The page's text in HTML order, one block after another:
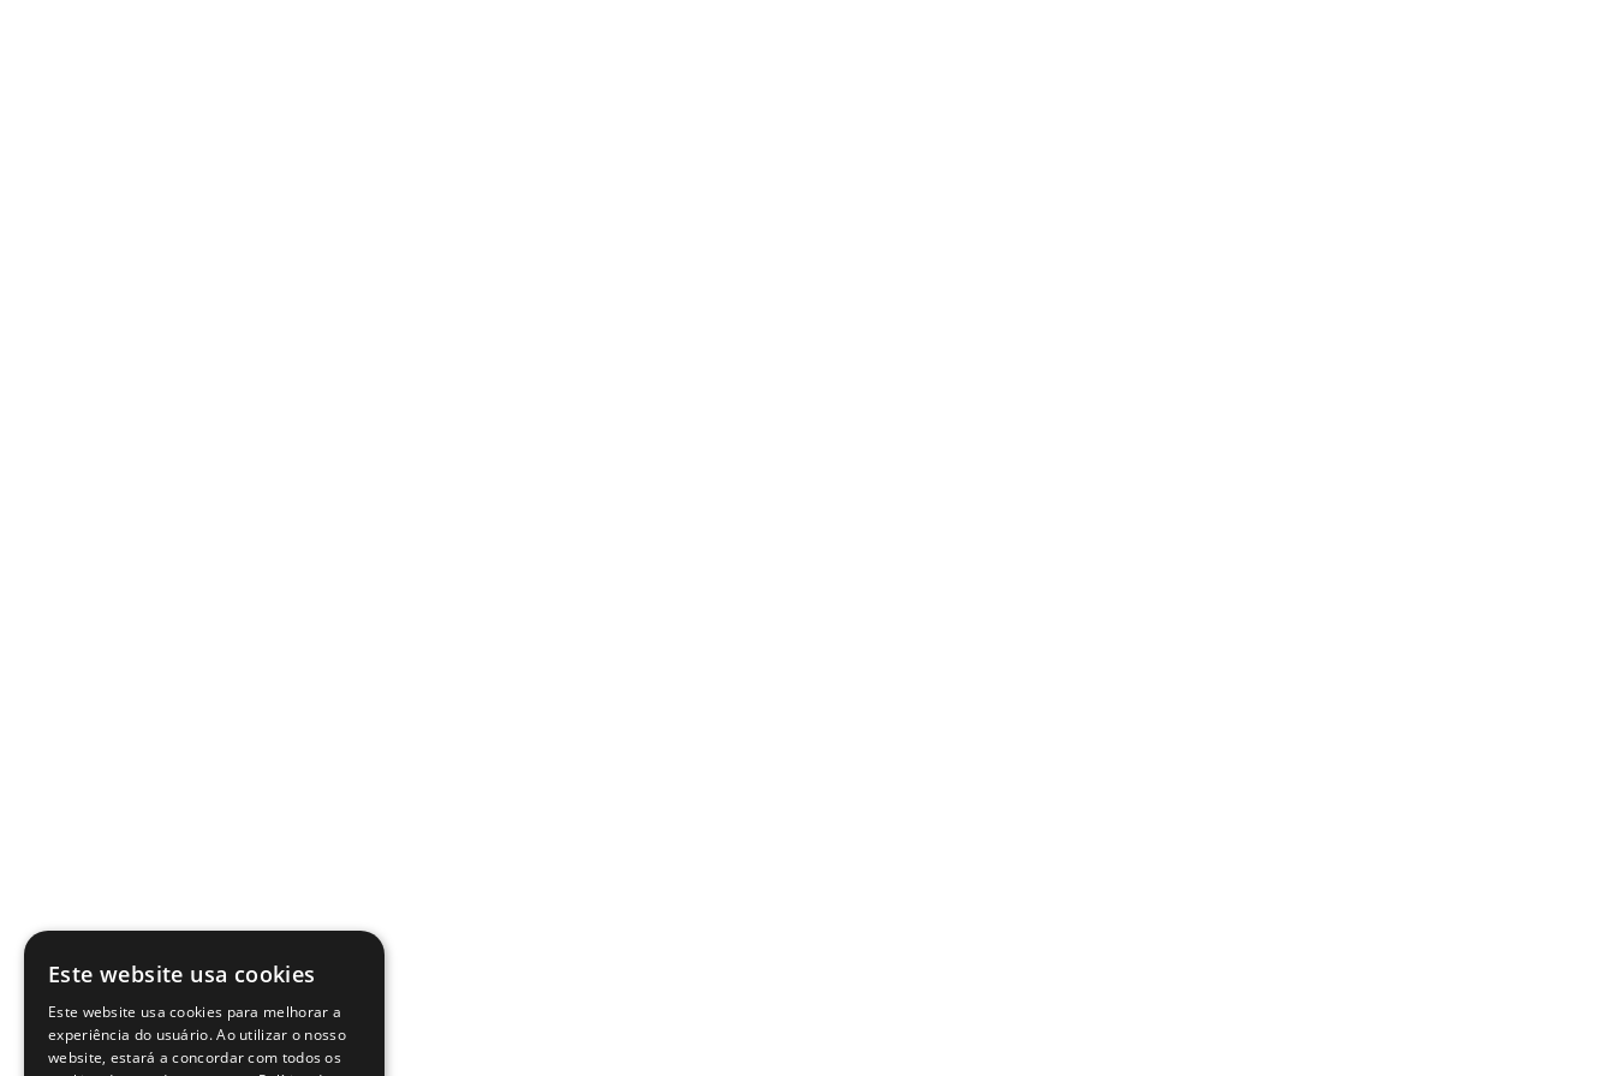
Este website usa cookies
Este website usa cookies para melhorar a
experiência do usuário. Ao utilizar o nosso
website, estará a concordar com todos os